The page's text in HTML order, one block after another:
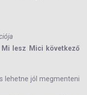
lesz Mici következő
lehetne jól megmenteni